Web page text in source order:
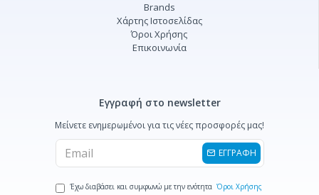
Brands
Χάρτης Ιστοσελίδας
Όροι Χρήσης
Επικοινωνία
Εγγραφή στο newsletter
Μείνετε ενημερωμένοι για τις νέες προσφορές μας!
ΕΓΓΡΑΦΗ
Έχω διαβάσει και συμφωνώ με την ενότητα Όροι Χρήσης